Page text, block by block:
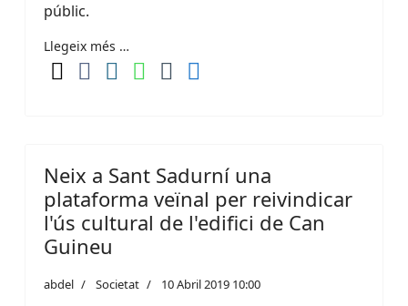
públic.
Llegeix més …
Neix a Sant Sadurní una
plataforma veïnal per reivindicar
l'ús cultural de l'edifici de Can
Guineu
abdel Societat 10 Abril 2019 10:00